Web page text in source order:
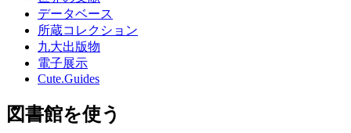
データベース
所蔵コレクション
九大出版物
電子展示
Cute.Guides
図書館を使う